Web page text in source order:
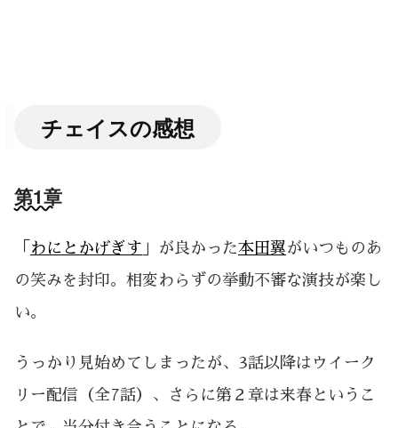
チェイスの感想
第1章
わにとかげぎす 」が良かった本田翼がいつものあ
の笑みを封印。相変わらずの挙動不審な演技が楽し
い。
うっかり見始めてしまったが、3話以降はウイーク
リー配信（全7話）、さらに第２章は来春というこ